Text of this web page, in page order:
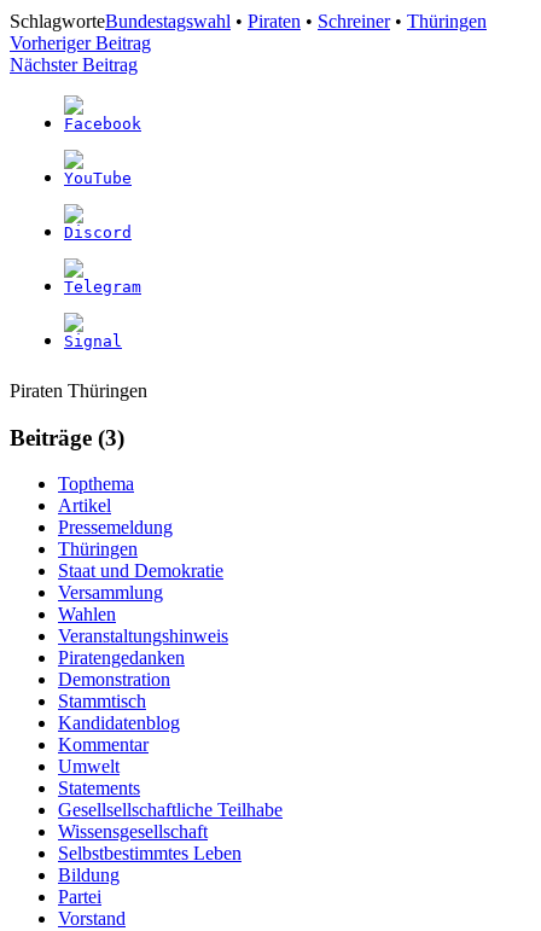
SchlagworteBundestagswahl • Piraten • Schreiner• Thüringen
Beitragsnavigation
Vorheriger Beitrag
Nächster Beitrag
Weitere
Informationen
Navigation
Piraten Thüringen
Beiträge (3)
Topthema
Artikel
Pressemeldung
Thüringen
Staat und Demokratie
Versammlung
Wahlen
Veranstaltungshinweis
Piratengedanken
Demonstration
Stammtisch
Kandidatenblog
Kommentar
Umwelt
Statements
Gesellsellschaftliche Teilhabe
Wissensgesellschaft
Selbstbestimmtes Leben
Bildung
Partei
Vorstand